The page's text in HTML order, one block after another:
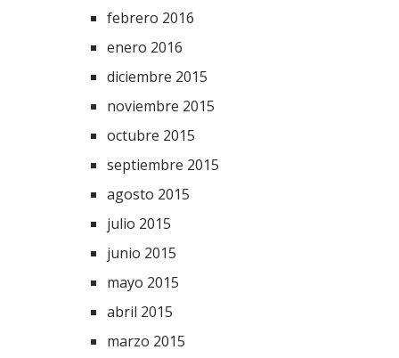
febrero 2016
enero 2016
diciembre 2015
noviembre 2015
octubre 2015
septiembre 2015
agosto 2015
julio 2015
junio 2015
mayo 2015
abril 2015
marzo 2015